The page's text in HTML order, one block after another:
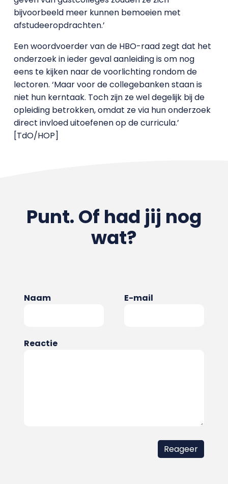
bijvoorbeeld meer kunnen bemoeien met
afstudeeropdrachten.’
Een woordvoerder van de HBO-raad zegt dat het
onderzoek in ieder geval aanleiding is om nog
eens te kijken naar de voorlichting rondom de
lectoren. ‘Maar voor de collegebanken staan is
niet hun kerntaak. Toch zijn ze wel degelijk bij de
opleiding betrokken, omdat ze via hun onderzoek
direct invloed uitoefenen op de curricula.’
[TdO/HOP]
Punt. Of had jij nog
wat?
Naam E-mail
Reactie